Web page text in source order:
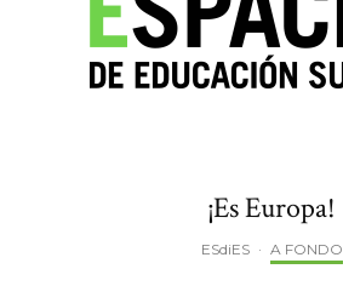
¡Es Europa!
ESdiES · A FONDO